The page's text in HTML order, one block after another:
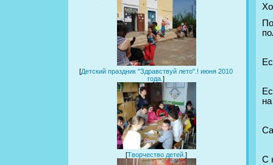
[Детский праздник "Здравствуй лето".! июня 2010
года.]
[Творчество детей. ] С